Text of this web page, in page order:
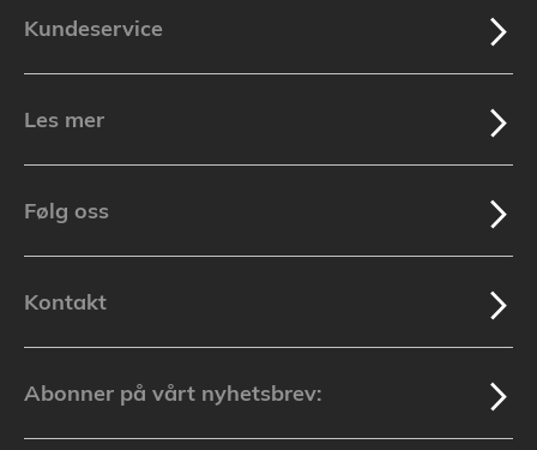
Kundeservice
Les mer
Følg oss
Kontakt
Abonner på vårt nyhetsbrev: